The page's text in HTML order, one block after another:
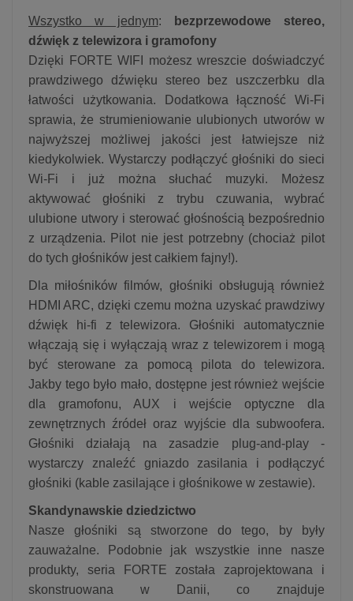
Wszystko w jednym:
bezprzewodowe stereo,
dźwięk z telewizora i gramofony
Dzięki FORTE WIFI możesz wreszcie doświadczyć
prawdziwego dźwięku stereo bez uszczerbku dla
łatwości użytkowania. Dodatkowa łączność Wi-Fi
sprawia, że strumieniowanie ulubionych utworów w
najwyższej możliwej jakości jest łatwiejsze niż
kiedykolwiek. Wystarczy podłączyć głośniki do sieci
Wi-Fi i już można słuchać muzyki. Możesz
aktywować głośniki z trybu czuwania, wybrać
ulubione utwory i sterować głośnością bezpośrednio
z urządzenia. Pilot nie jest potrzebny (chociaż pilot
do tych głośników jest całkiem fajny!).
Dla miłośników filmów, głośniki obsługują również
HDMI ARC, dzięki czemu można uzyskać prawdziwy
dźwięk hi-fi z telewizora. Głośniki automatycznie
włączają się i wyłączają wraz z telewizorem i mogą
być sterowane za pomocą pilota do telewizora.
Jakby tego było mało, dostępne jest również wejście
dla gramofonu, AUX i wejście optyczne dla
zewnętrznych źródeł oraz wyjście dla subwoofera.
Głośniki działają na zasadzie plug-and-play -
wystarczy znaleźć gniazdo zasilania i podłączyć
głośniki (kable zasilające i głośnikowe w zestawie).
Skandynawskie dziedzictwo
Nasze głośniki są stworzone do tego, by były
zauważalne. Podobnie jak wszystkie inne nasze
produkty, seria FORTE została zaprojektowana i
skonstruowana w Danii, co znajduje